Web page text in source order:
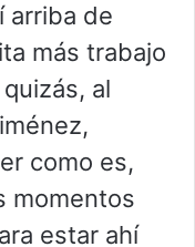
arriba de
más trabajo
al
como es,
momentos
estar ahí